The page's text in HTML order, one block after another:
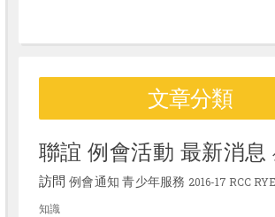
文章分類
聯誼 例會活動 最新消息
訪問 例會通知 青少年服務 2016-17 RCC RYE
知識